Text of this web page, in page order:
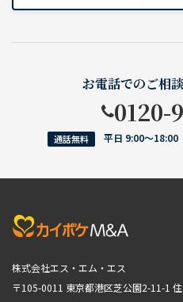
お電話でのご相
0120-
通話無料 平日 9:00〜18:00
株式会社エス・エム・エス
〒105-0011 東京都港区芝公園2-11-1